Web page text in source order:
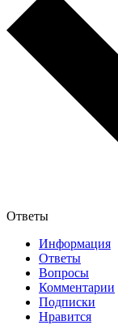
Ответы
Информация
Ответы
Вопросы
Комментарии
Подписки
Нравится